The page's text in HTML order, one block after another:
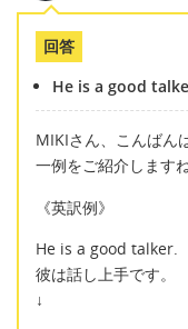
回答
He is a good
MIKIさん、こんばん
一例をご紹介しますね
《英訳例》
He is a good talker.
彼は話し上手です。
↓